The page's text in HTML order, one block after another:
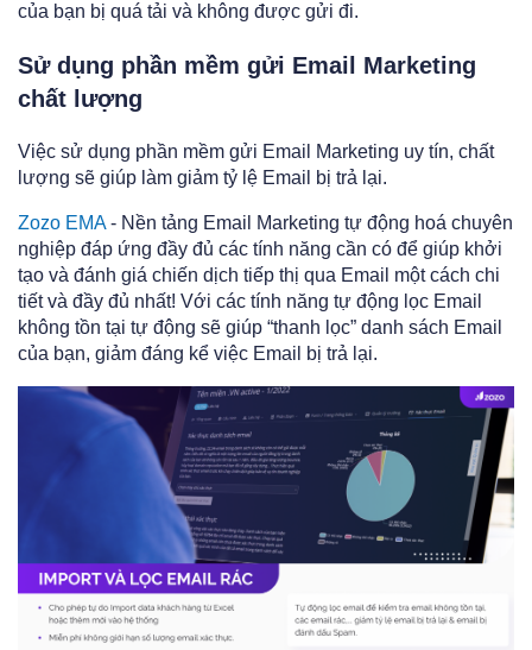
của bạn bị quá tải và không được gửi đi.
Sử dụng phần mềm gửi Email Marketing
chất lượng
Việc sử dụng phần mềm gửi Email Marketing uy tín, chất
lượng sẽ giúp làm giảm tỷ lệ Email bị trả lại.
Zozo EMA- Nền tảng Email Marketing tự động hoá chuyên
nghiệp đáp ứng đầy đủ các tính năng cần có để giúp khởi
tạo và đánh giá chiến dịch tiếp thị qua Email một cách chi
tiết và đầy đủ nhất! Với các tính năng tự động lọc Email
không tồn tại tự động sẽ giúp “thanh lọc” danh sách Email
của bạn, giảm đáng kể việc Email bị trả lại.